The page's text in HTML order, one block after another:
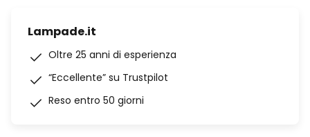
Lampade.it
Oltre 25 anni di esperienza
“Eccellente” su Trustpilot
Reso entro 50 giorni